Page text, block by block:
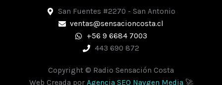
k
a
m
p
San Fuentes #2270 - San Antonio
ventas@sensacioncosta.cl
+56 9 6684 7003
443 690 872
Copyright © Radio Sensación Costa
Web Creada por Agencia SEO Navgen Media 🚀